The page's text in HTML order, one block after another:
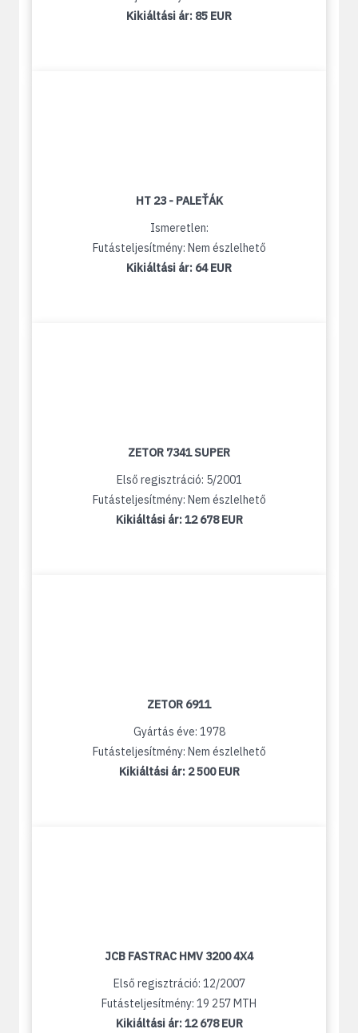
Kikiáltási ár: 85 EUR
HT 23 - PALEŤÁK
Ismeretlen:
Futásteljesítmény: Nem észlelhető
Kikiáltási ár: 64 EUR
ZETOR 7341 SUPER
Első regisztráció: 5/2001
Futásteljesítmény: Nem észlelhető
Kikiáltási ár:12 678 EUR
ZETOR 6911
Gyártás éve: 1978
Futásteljesítmény: Nem észlelhető
Kikiáltási ár: 2 500 EUR
JCB FASTRAC HMV 3200 4X4
Első regisztráció: 12/2007
Futásteljesítmény: 19 257 MTH
Kikiáltási ár:12 678 EUR